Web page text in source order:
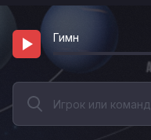
Гимн